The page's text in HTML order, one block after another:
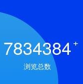
7834384+
浏览总数